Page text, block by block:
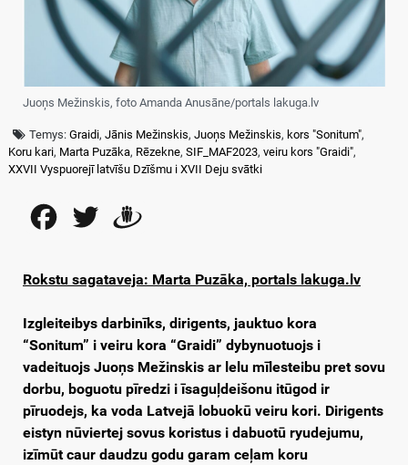
Juoņs Mežinskis, foto Amanda Anusāne/portals lakuga.lv
Temys:Graidi,Jānis Mežinskis,Juoņs Mežinskis, kors "Sonitum",
Koru kari, Marta Puzāka, Rēzekne, SIF_MAF2023, veiru kors "Graidi",
XXVII Vyspuorejī latvīšu Dzīšmu i XVII Deju svātki
FacebookTwitter
Rokstu sagataveja: Marta Puzāka, portals lakuga.lv
Izgleiteibys darbinīks, dirigents, jauktuo kora
“Sonitum” i veiru kora “Graidi” dybynuotuojs i
vadeituojs Juoņs Mežinskis ar lelu mīlesteibu pret sovu
dorbu, boguotu pīredzi i īsaguļdeišonu itūgod ir
pīruodejs, ka voda Latvejā lobuokū veiru kori. Dirigents
eistyn nūviertej sovus koristus i dabuotū ryudejumu,
izīmūt caur daudzu godu garam ceļam koru